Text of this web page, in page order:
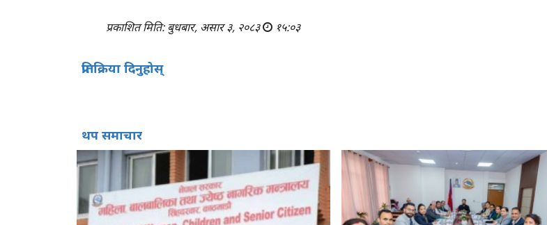
प्रकाशित मिति: बुधबार, असार ३, २०८३ १५:०३
प्रतिक्रिया दिनुहोस्
थप समाचार